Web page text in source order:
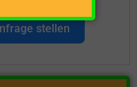
stellen